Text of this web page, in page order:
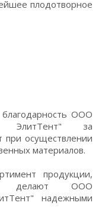
плодотворное
ООО
ЭлитТент" за
при осуществлении
материалов.
продукции,
делают ООО
надежными